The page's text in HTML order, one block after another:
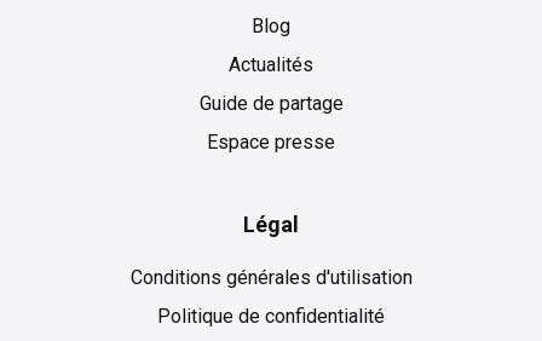
Blog
Actualités
Guide de partage
Espace presse
Légal
Conditions générales d'utilisation
Politique de confidentialité